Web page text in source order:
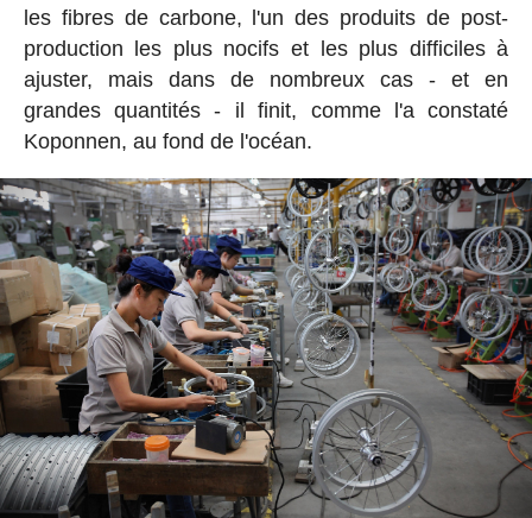
les fibres de carbone, l'un des produits de post-
production les plus nocifs et les plus difficiles à
ajuster, mais dans de nombreux cas - et en
grandes quantités - il finit, comme l'a constaté
Koponnen, au fond de l'océan.